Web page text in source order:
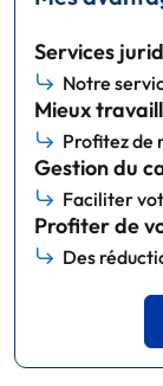
Services
Notre
Mieux
Profitez de
Gestion du
Faciliter
Profiter de
Des